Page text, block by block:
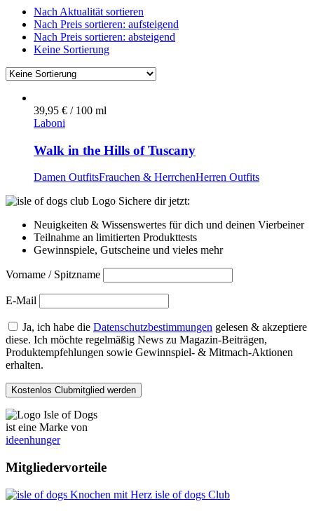
Nach Aktualität sortieren
Nach Preis sortieren: aufsteigend
Nach Preis sortieren: absteigend
Keine Sortierung
39,95 € / 100 ml
Laboni
Walk in the Hills of Tuscany
Damen OutfitsFrauchen & HerrchenHerren Outfits
Sichere dir jetzt:
Neuigkeiten & Wissenswertes für dich und deinen Vierbeiner
Teilnahme an limitierten Produkttests
Gewinnspiele, Gutscheine und vieles mehr
Vorname / Spitzname
E-Mail
Ja, ich habe die Datenschutzbestimmungen gelesen & akzeptiere
diese. Ich möchte regelmäßig News zu Magazin-Beiträgen,
Produktempfehlungen sowie Gewinnspiel- & Mitmach-Aktionen
erhalten.
ist eine Marke von
ideenhunger
Mitgliedervorteile
isle of dogs Club